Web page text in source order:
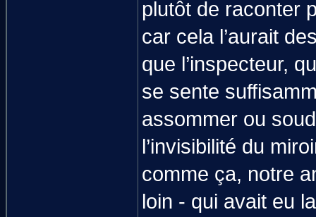
plutôt de raconter
car cela l’aurait
que l’inspecteur,
se sente
assommer ou
l’invisibilité du
comme ça, notre
loin - qui avait eu